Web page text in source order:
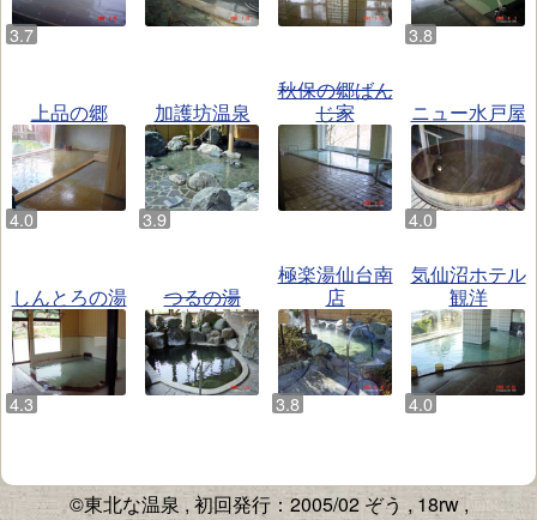
上品の郷 加護坊温泉
秋保の郷ばん
じ家
ニュー水戸屋
しんとろの湯 つるの湯
極楽湯仙台南
店
気仙沼ホテル
観洋
©東北な温泉 0502 , 18rw ,